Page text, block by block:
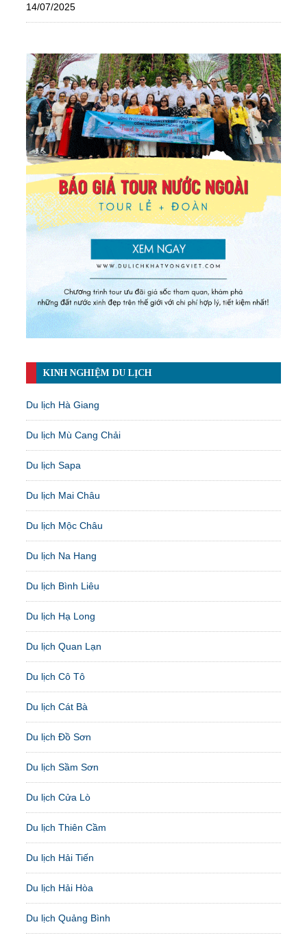
14/07/2025
KINH NGHIỆM DU LỊCH
Du lịch Hà Giang
Du lịch Mù Cang Chải
Du lịch Sapa
Du lịch Mai Châu
Du lịch Mộc Châu
Du lịch Na Hang
Du lịch Bình Liêu
Du lịch Hạ Long
Du lịch Quan Lạn
Du lịch Cô Tô
Du lịch Cát Bà
Du lịch Đồ Sơn
Du lịch Sầm Sơn
Du lịch Cửa Lò
Du lịch Thiên Cầm
Du lịch Hải Tiến
Du lịch Hải Hòa
Du lịch Quảng Bình